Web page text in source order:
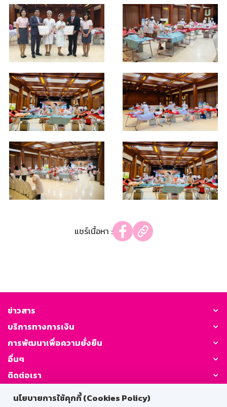
นโยบายการใช้คุกกี้ (Cookies Policy)
แชร์เนื้อหา :
ข่าวสาร
บริการทางการเงิน
การพัฒนาเพื่อความยั่งยืน
อื่นๆ
ติดต่อเรา
GSB Society: